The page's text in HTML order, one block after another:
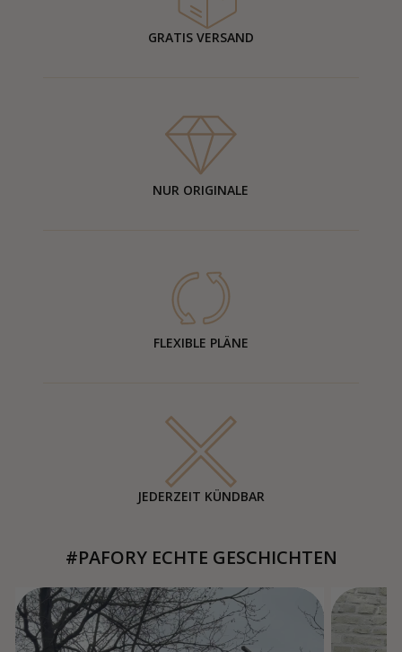
GRATIS VERSAND
NUR ORIGINALE
FLEXIBLE PLÄNE
JEDERZEIT KÜNDBAR
#PAFORY ECHTE GESCHICHTEN